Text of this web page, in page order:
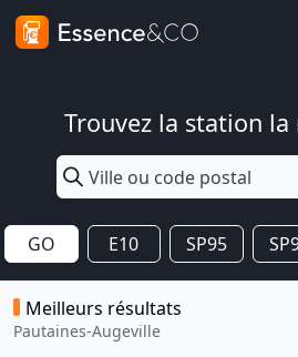
Trouvez la station la
GO E10 SP95
Meilleurs résultats
Pautaines-Augeville